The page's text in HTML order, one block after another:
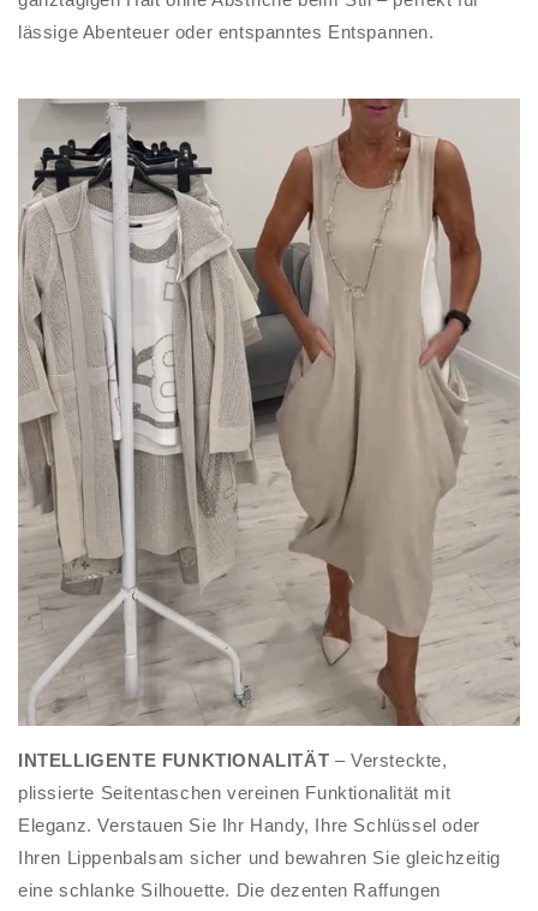
lässige Abenteuer oder entspanntes Entspannen.
INTELLIGENTE FUNKTIONALITÄT – Versteckte,
plissierte Seitentaschen vereinen Funktionalität mit
Eleganz. Verstauen Sie Ihr Handy, Ihre Schlüssel oder
Ihren Lippenbalsam sicher und bewahren Sie gleichzeitig
eine schlanke Silhouette. Die dezenten Raffungen